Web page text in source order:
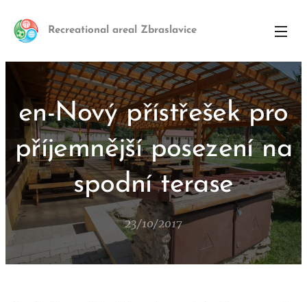
Recreational areal Zbraslavice
en-Nový přístřešek pro
příjemnější posezení na
spodní terase
23/10/2017